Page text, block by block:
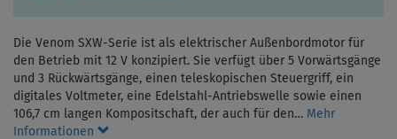
Die Venom SXW-Serie ist als elektrischer Außenbordmotor für
den Betrieb mit 12 V konzipiert. Sie verfügt über 5 Vorwärtsgänge
und 3 Rückwärtsgänge, einen teleskopischen Steuergriff, ein
digitales Voltmeter, eine Edelstahl-Antriebswelle sowie einen
106,7 cm langen Kompositschaft, der auch für den… Mehr
Informationen